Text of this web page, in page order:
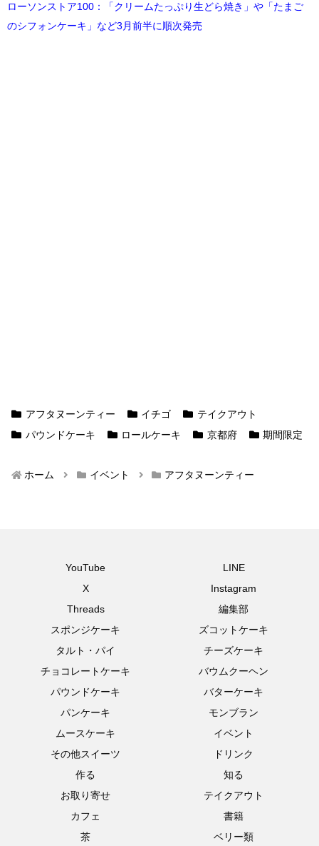
ローソンストア100：「クリームたっぷり生どら焼き」や「たまご
のシフォンケーキ」など3月前半に順次発売
アフタヌーンティー イチゴ
テイクアウト
パウンドケーキ
ロールケーキ 京都府 期間限定
ホーム イベント アフタヌーンティー
YouTube
LINE
X
Instagram
Threads
編集部
スポンジケーキ
ズコットケーキ
タルト・パイ
チーズケーキ
チョコレートケーキ
バウムクーヘン
パウンドケーキ
バターケーキ
パンケーキ
モンブラン
ムースケーキ
イベント
その他スイーツ
ドリンク
作る
知る
お取り寄せ
テイクアウト
カフェ
書籍
茶
ベリー類